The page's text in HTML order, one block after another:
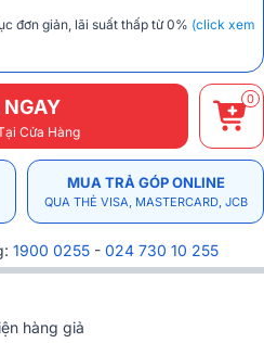
đơn giản, lãi suất thấp từ 0% (click xem
Cửa Hàng
0
MUA TRẢ GÓP ONLINE
QUA THẺ VISA, MASTERCARD, JCB
1900 0255 - 024 730 10 255
hàng giả